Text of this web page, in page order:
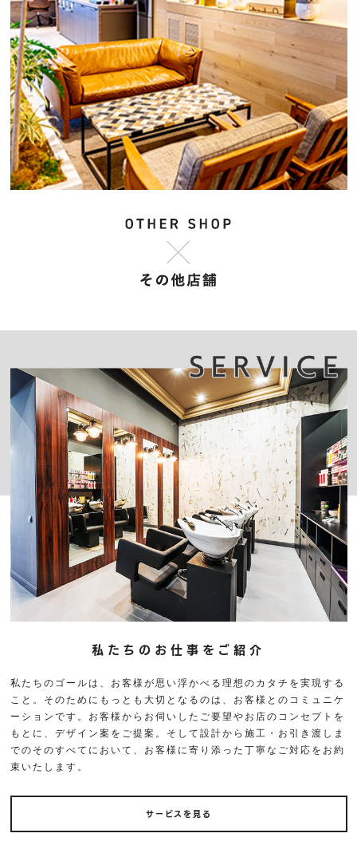
私たちのお仕事をご紹介
私たちのゴールは、お客様が思い浮かべる理想のカタチを実現する
こと。そのためにもっとも大切となるのは、お客様とのコミュニケ
ーションです。お客様からお伺いしたご要望やお店のコンセプトを
もとに、デザイン案をご提案。そして設計から施工・お引き渡しま
でのそのすべてにおいて、お客様に寄り添った丁寧なご対応をお約
束いたします。
サービスを見る